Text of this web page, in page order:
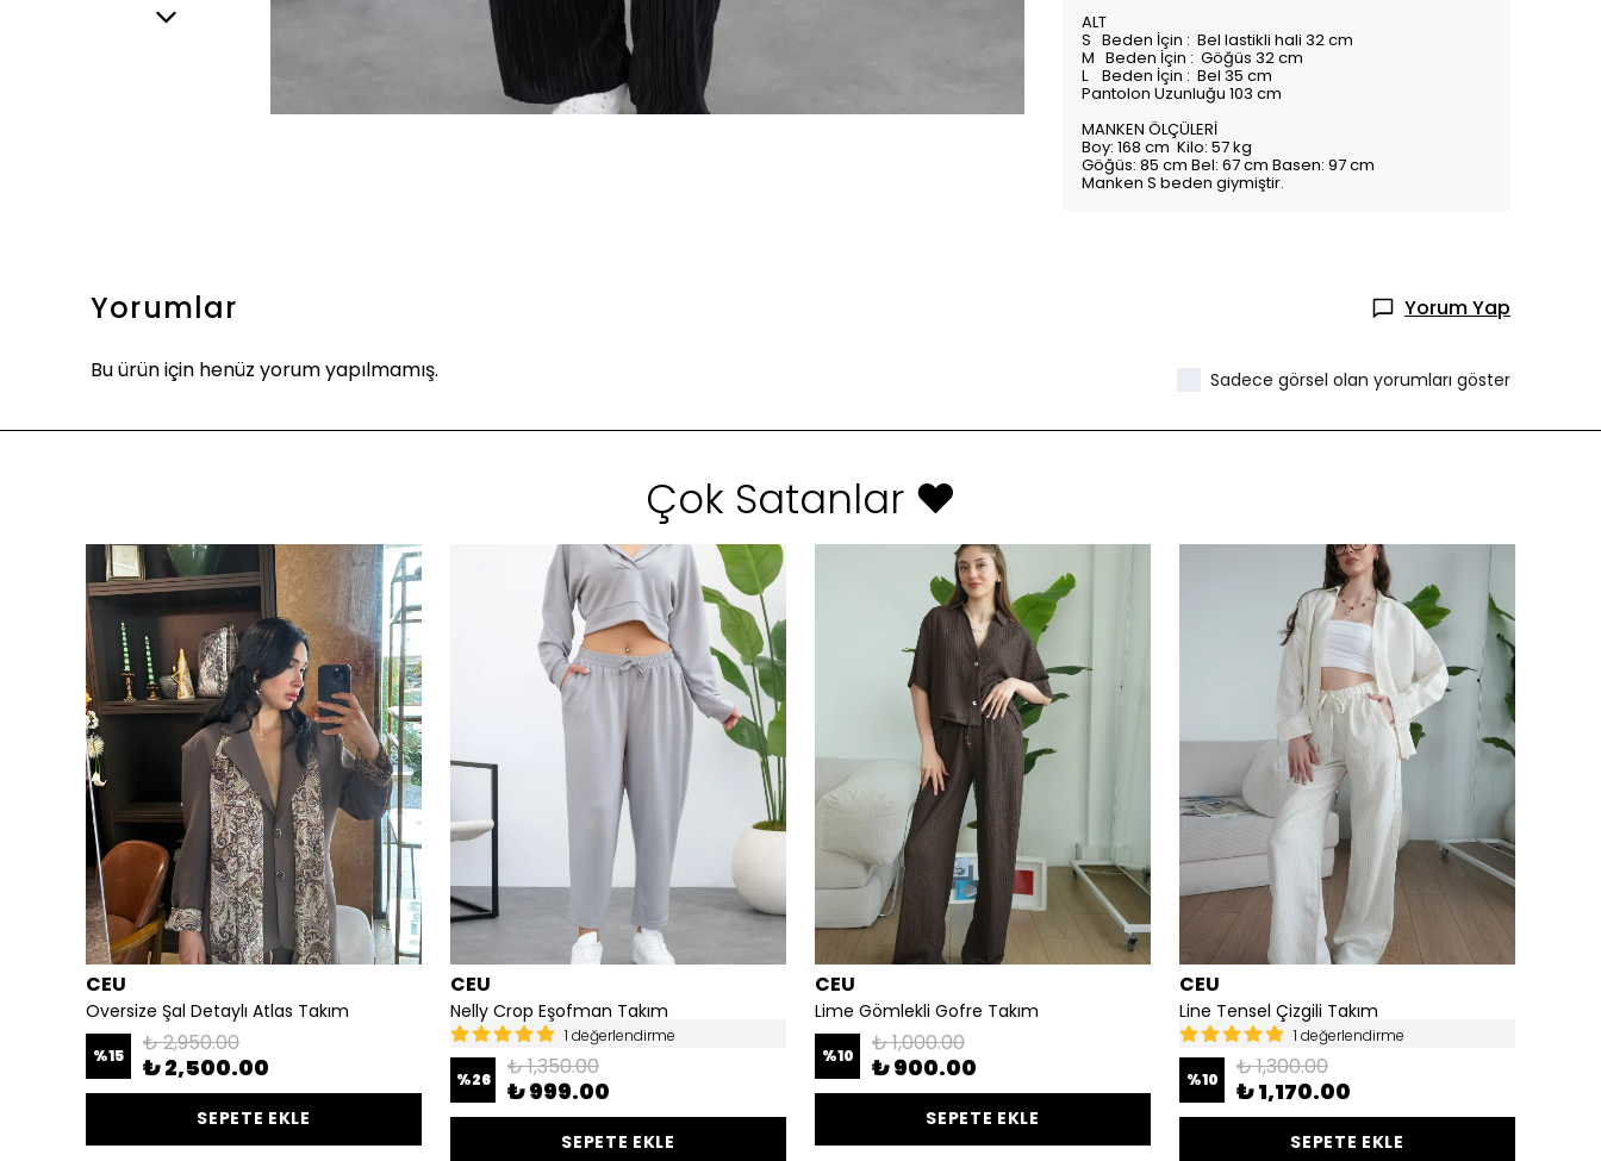
ALT
S Beden İçin : Bel lastikli hali 32 cm
M Beden İçin : Göğüs 32 cm
L Beden İçin : Bel 35 cm
Pantolon Uzunluğu 103 cm
MANKEN ÖLÇÜLERİ
Boy: 168 cm Kilo: 57 kg
Göğüs: 85 cm Bel: 67 cm Basen: 97 cm
Manken S beden giymiştir.
Yorumlar Yorum Yap
Bu ürün için henüz yorum yapılmamış. Sadece görsel olan yorumları göster
Çok Satanlar ❤️
CEU
Oversize Şal Detaylı Atlas Takım
%15 ₺ 2,950.00
₺ 2,500.00
SEPETE EKLE
CEU
Nelly Crop Eşofman Takım
1 değerlendirme
%26 ₺ 1,350.00
₺ 999.00
SEPETE EKLE
CEU
Lime Gömlekli Gofre Takım
%10 ₺ 1,000.00
₺ 900.00
SEPETE EKLE
CEU
Line Tensel Çizgili Takım
1 değerlendirme
%10 ₺ 1,300.00
₺ 1,170.00
SEPETE EKLE